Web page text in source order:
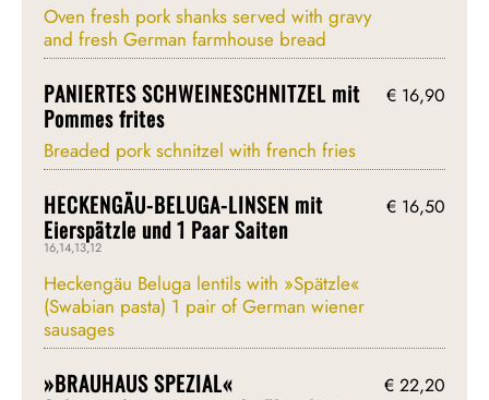
Oven fresh pork shanks served with gravy
and fresh German farmhouse bread
PANIERTES SCHWEINESCHNITZEL mit
Pommes frites
Breaded pork schnitzel with french fries
€ 16,90
HECKENGÄU-BELUGA-LINSEN mit
Eierspätzle und 1 Paar Saiten
16,14,13,12
Heckengäu Beluga lentils with »Spätzle«
(Swabian pasta) 1 pair of German wiener
sausages
€ 16,50
»BRAUHAUS SPEZIAL«
€ 22,20